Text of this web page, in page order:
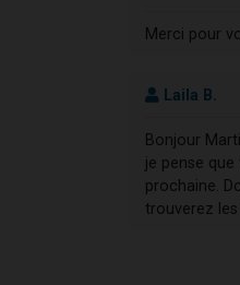
Merci pour
Laila B.
Bonjour
je pense
prochaine.
trouverez les